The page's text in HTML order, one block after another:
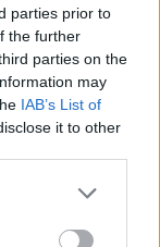
parties prior to
the further
parties on the
may
IAB’s List of
it to other
more Google
may click to
να
– Οι 8